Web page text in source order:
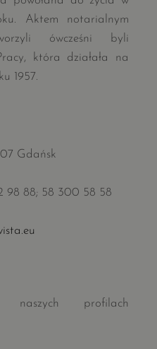
Aktem notarialnym
ówcześni byli
która działała na
1957.
Gdańsk
98 88; 58 300 58 58
profilach